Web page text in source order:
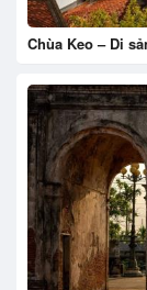
Chùa Keo – Di